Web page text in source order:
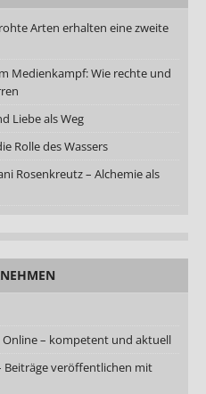
Arten erhalten eine zweite
Medienkampf: Wie rechte und
Liebe als Weg
Rolle des Wassers
Rosenkreutz – Alchemie als
– kompetent und aktuell
Beiträge veröffentlichen mit